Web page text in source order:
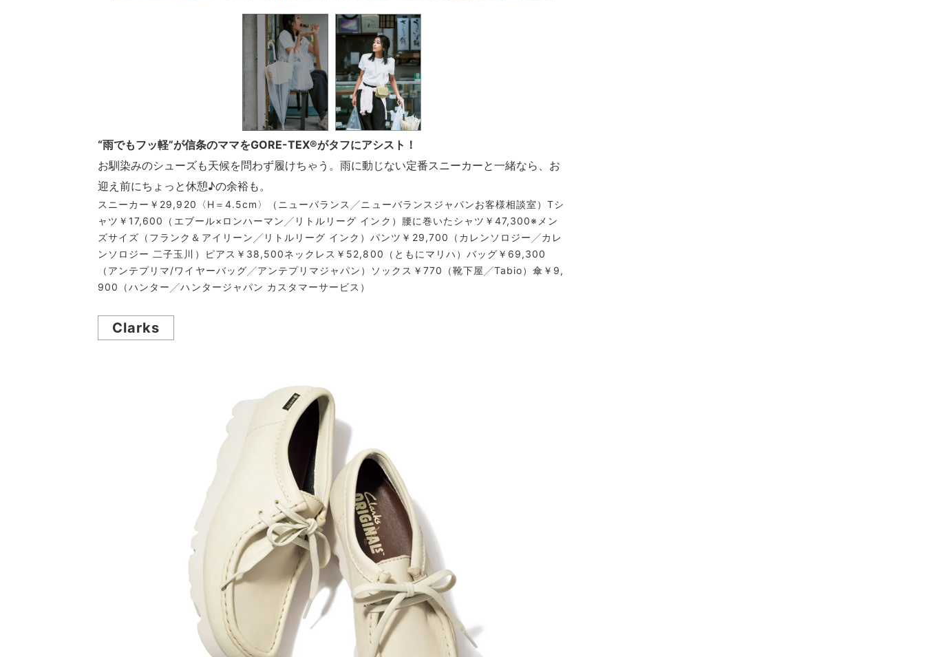
“雨でもフッ軽”が信条のママをGORE-TEX®がタフにアシスト！
お馴染みのシューズも天候を問わず履けちゃう。雨に動じない定番スニーカーと一緒なら、お
迎え前にちょっと休憩♪の余裕も。
スニーカー￥29,920〈H＝4.5cm〉（ニューバランス╱ニューバランスジャパンお客様相談室）Tシ
ャツ￥17,600（エブール×ロンハーマン╱リトルリーグ インク）腰に巻いたシャツ￥47,300※メン
ズサイズ（フランク＆アイリーン╱リトルリーグ インク）パンツ￥29,700（カレンソロジー╱カレ
ンソロジー 二子玉川）ピアス￥38,500ネックレス￥52,800（ともにマリハ）バッグ￥69,300
（アンテプリマ/ワイヤーバッグ╱アンテプリマジャパン）ソックス￥770（靴下屋╱Tabio）傘￥9,
900（ハンター╱ハンタージャパン カスタマーサービス）
Clarks